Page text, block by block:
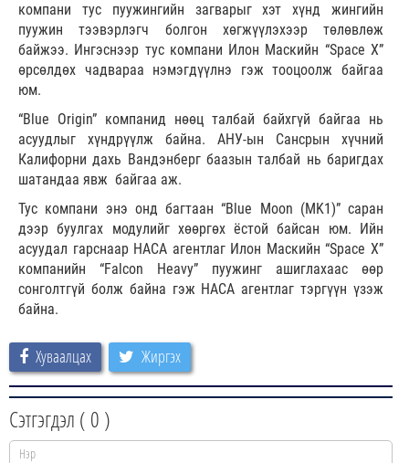
компани тус пуужингийн загварыг хэт хүнд жингийн
пуужин тээвэрлэгч болгон хөгжүүлэхээр төлөвлөж
байжээ. Ингэснээр тус компани Илон Маскийн “Space X”
өрсөлдөх чадвараа нэмэгдүүлнэ гэж тооцоолж байгаа
юм.
“Blue Origin” компанид нөөц талбай байхгүй байгаа нь
асуудлыг хүндрүүлж байна. АНУ-ын Сансрын хүчний
Калифорни дахь Вандэнберг баазын талбай нь баригдах
шатандаа явж байгаа аж.
Тус компани энэ онд багтаан “Blue Moon (MK1)” саран
дээр буулгах модулийг хөөргөх ёстой байсан юм. Ийн
асуудал гарснаар НАСА агентлаг Илон Маскийн “Space X”
компанийн “Falcon Heavy” пуужинг ашиглахаас өөр
сонголтгүй болж байна гэж НАСА агентлаг тэргүүн үзэж
байна.
Хуваалцах Жиргэх
Сэтгэгдэл ( 0 )